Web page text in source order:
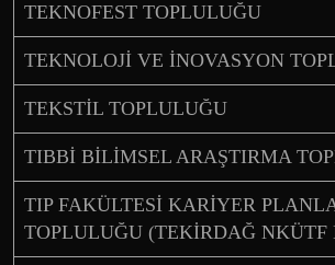
TEKNOFEST TOPLULUĞU
TEKNOLOJİ VE İNOVASYON
TEKSTİL TOPLULUĞU
TIBBİ BİLİMSEL ARAŞTIRMA
TIP FAKÜLTESİ KARİYER
TOPLULUĞU (TEKİRDAĞ NKÜTF